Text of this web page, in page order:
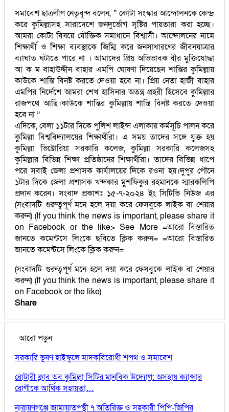
সমাবেশ ছাত্রলীগ নেতৃবৃন্দ বলেন, ” কোটা সংস্কার আন্দোলনকে কেন্দ্র
করে কুমিল্লাসহ সারাদেশে জনদুর্ভোগ সৃষ্টির পায়তারা করা হচ্ছে।
আমরা কোটা বিষয়ে যৌক্তিক সমাধানে বিশ্বাসী। আন্দোলনের নামে
শিক্ষার্থী ও শিক্ষা ব্যবস্থাকে জিম্মি করে জনসাধারণের জীবনযাত্রার
ব্যাঘাত ঘটাতে পারে না । আমাদের প্রিয় অভিভাবক বীর মুক্তিযোদ্ধা
আ ক ম বাহাউদ্দীন বাহার এমপি ঘোষণা দিয়েছেন শান্তির কুমিল্লায়
কাউকে শান্তি বিনষ্ট করতে দেওয়া হবে না। প্রিয় নেতা হাজী বাহার
এমপির নির্দেশে আমরা শেখ হাসিনার অতন্ত্র প্রহরী হিসেবে কুমিল্লার
রাজপথে আছি।কাউকে শান্তির কুমিল্লায় শান্তি বিনষ্ট করতে দেওয়া
হবে না ”
এদিকে, বেলা ১১টার দিকে পুলিশ লাইন্স এলাকায় কর্মসূচি পালন করে
কুমিল্লা বিশ্ববিদ্যালয়ের শিক্ষার্থীরা। এ সময় তাদের সঙ্গে যুক্ত হয়
কুমিল্লা ভিক্টোরিয়া সরকারি কলেজ, কুমিল্লা সরকারি কলেজসহ
কুমিল্লার বিভিন্ন শিক্ষা প্রতিষ্ঠানের শিক্ষার্থীরা। তাদের বিভিন্ন ধাপে
পরে সবাই জেলা প্রশাসক কার্যালয়ের দিকে রওনা হয়।দুপুর পৌনে
১টার দিকে জেলা প্রশাসক খন্দকার মুশফিকুর রহমানকে স্মারকলিপি
প্রদান করেন। সংবাদ প্রকাশঃ ১৫-৭-২০২৪ ইং সিটিভি নিউজ এর
(সংবাদটি গুরুত্বপূর্ণ মনে হলে দয়া করে ফেসবুকে লাইক বা শেয়ার
করুন) (If you think the news is important, please share it
on Facebook or the like> See More =আরো বিস্তারিত
জানতে কমেন্টসে লিংকে ছবিতে ক্লিক করুন= =আরো বিস্তারিত
জানতে কমেন্টসে লিংকে ক্লিক করুন=
(সংবাদটি গুরুত্বপূর্ণ মনে হলে দয়া করে ফেসবুকে লাইক বা শেয়ার
করুন) (If you think the news is important, please share it
on Facebook or the like)
Share
আরো পড়ুন
সরকারি ভূষণ হাইস্কুলে মাদকবিরোধী শপথ ও সমাবেশ
রোটারী ক্লাব অব কুমিল্লা সিটির মানবিক উদ্যোগ: অসহায় ক্যান্সার
রোগীকে আর্থিক সহায়তা…
নারায়ণগঞ্জে জামায়াতপন্থী ৭ অতিরিক্ত ও সহকারী পিপি-জিপির